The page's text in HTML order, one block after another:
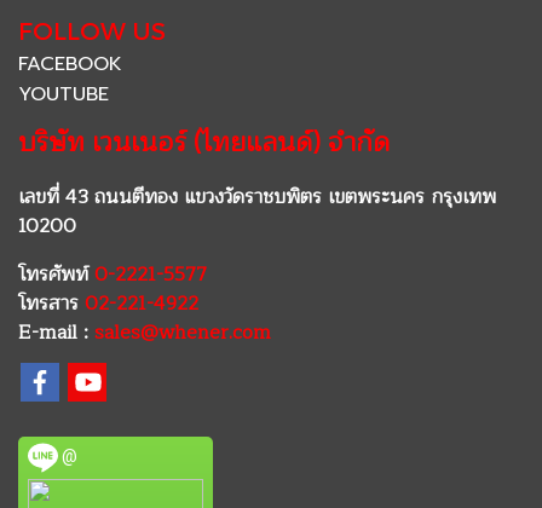
FOLLOW US
FACEBOOK
YOUTUBE
บริษัท เวนเนอร์ (ไทยแลนด์) จำกัด
เลขที่ 43 ถนนตีทอง แขวงวัดราชบพิตร เขตพระนคร กรุงเทพ
10200
โทรศัพท์0-2221-5577
โทรสาร02-221-4922
E-mail :sales@whener.com
@